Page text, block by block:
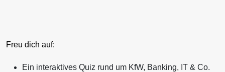
Freu dich auf:
Ein interaktives Quiz rund um KfW, Banking, IT & Co.